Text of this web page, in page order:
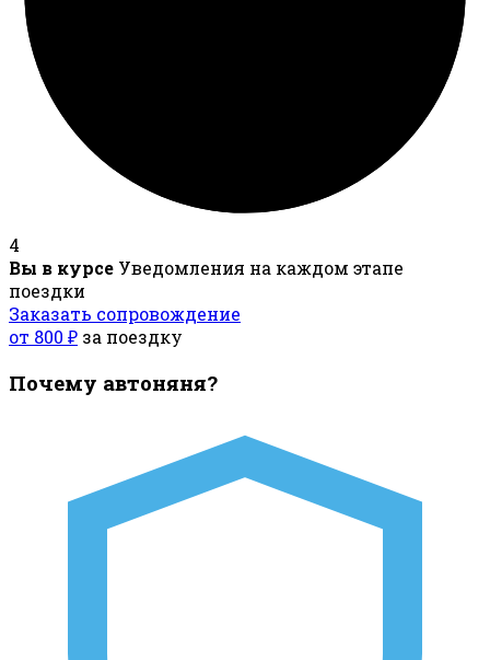
4
Вы в курсе Уведомления на каждом этапе
поездки
Заказать сопровождение
от 800 ₽ за поездку
Почему автоняня?